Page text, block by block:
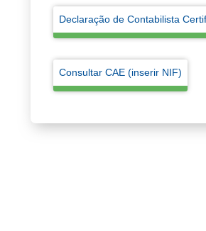
Declaração de Contabilista
Consultar CAE (inserir NIF)